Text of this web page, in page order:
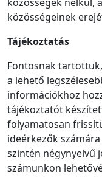
közösségeinek
Tájékoztatás
Fontosnak
a lehető
információkhoz
tájékoztatót
folyamatosan
ideérkezők
szintén négynyelvű
számunkon